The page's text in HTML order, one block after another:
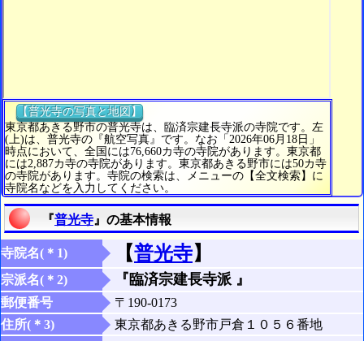
【普光寺の写真と地図】
東京都あきる野市の普光寺は、臨済宗建長寺派の寺院です。左
(上)は、普光寺の『航空写真』です。なお「2026年06月18日」
時点において、全国には76,660カ寺の寺院があります。東京都
には2,887カ寺の寺院があります。東京都あきる野市には50カ寺
の寺院があります。寺院の検索は、メニューの【全文検索】に
寺院名などを入力してください。
『普光寺 』の基本情報
寺院名(＊1) 【普光寺】
宗派名(＊2) 『臨済宗建長寺派 』
郵便番号
〒190-0173
住所(＊3)
東京都あきる野市戸倉１０５６番地